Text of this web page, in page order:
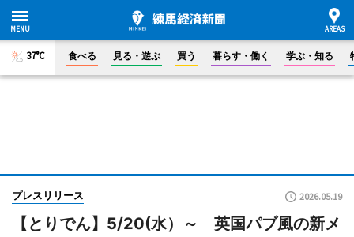
37°C 食べる 見る・遊ぶ 買う 暮らす・働く 学ぶ・知る
プレスリリース 2026.05.19
【とりでん】5/20(水）～ 英国パブ風の新メ